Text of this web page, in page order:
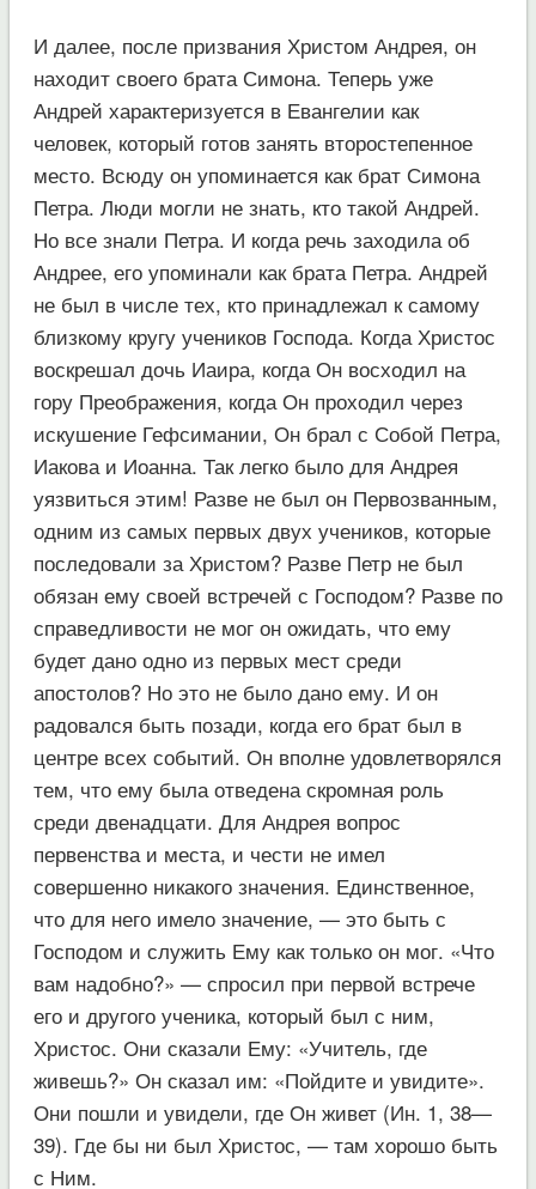
И далее, после призвания Христом Андрея, он
находит своего брата Симона. Теперь уже
Андрей характеризуется в Евангелии как
человек, который готов занять второстепенное
место. Всюду он упоминается как брат Симона
Петра. Люди могли не знать, кто такой Андрей.
Но все знали Петра. И когда речь заходила об
Андрее, его упоминали как брата Петра. Андрей
не был в числе тех, кто принадлежал к самому
близкому кругу учеников Господа. Когда Христос
воскрешал дочь Иаира, когда Он восходил на
гору Преображения, когда Он проходил через
искушение Гефсимании, Он брал с Собой Петра,
Иакова и Иоанна. Так легко было для Андрея
уязвиться этим! Разве не был он Первозванным,
одним из самых первых двух учеников, которые
последовали за Христом? Разве Петр не был
обязан ему своей встречей с Господом? Разве по
справедливости не мог он ожидать, что ему
будет дано одно из первых мест среди
апостолов? Но это не было дано ему. И он
радовался быть позади, когда его брат был в
центре всех событий. Он вполне удовлетворялся
тем, что ему была отведена скромная роль
среди двенадцати. Для Андрея вопрос
первенства и места, и чести не имел
совершенно никакого значения. Единственное,
что для него имело значение, — это быть с
Господом и служить Ему как только он мог. «Что
вам надобно?» — спросил при первой встрече
его и другого ученика, который был с ним,
Христос. Они сказали Ему: «Учитель, где
живешь?» Он сказал им: «Пойдите и увидите».
Они пошли и увидели, где Он живет (Ин. 1, 38—
39). Где бы ни был Христос, — там хорошо быть
с Ним.